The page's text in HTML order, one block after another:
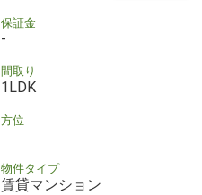
保証金
-
間取り
1LDK
方位
物件タイプ
賃貸マンション